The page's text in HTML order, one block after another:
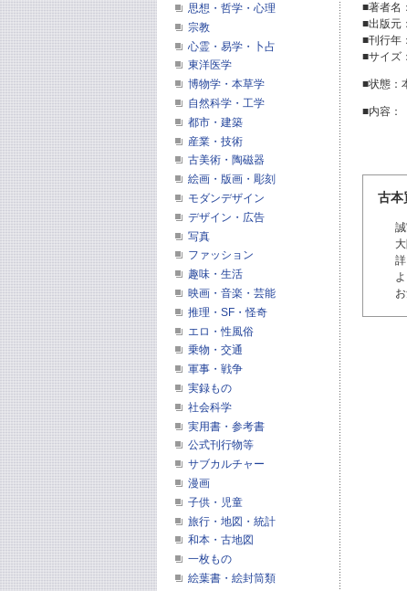
■著者名
■出版元
■刊行年
■サイズ
■状態：
■内容：
古本
思想・哲学・心理
宗教
心霊・易学・卜占
東洋医学
博物学・本草学
自然科学・工学
都市・建築
産業・技術
古美術・陶磁器
絵画・版画・彫刻
モダンデザイン
デザイン・広告
写真
ファッション
趣味・生活
映画・音楽・芸能
推理・SF・怪奇
エロ・性風俗
乗物・交通
軍事・戦争
実録もの
社会科学
実用書・参考書
公式刊行物等
サブカルチャー
漫画
子供・児童
旅行・地図・統計
和本・古地図
一枚もの
絵葉書・絵封筒類